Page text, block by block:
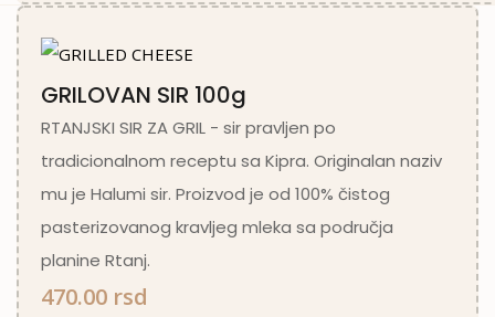
GRILOVAN SIR 100g
RTANJSKI SIR ZA GRIL - sir pravljen po
tradicionalnom receptu sa Kipra. Originalan naziv
mu je Halumi sir. Proizvod je od 100% čistog
pasterizovanog kravljeg mleka sa područja
planine Rtanj.
470.00 rsd